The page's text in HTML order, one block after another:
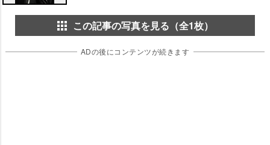
この記事の写真を見る（全1枚）
ADの後にコンテンツが続きます